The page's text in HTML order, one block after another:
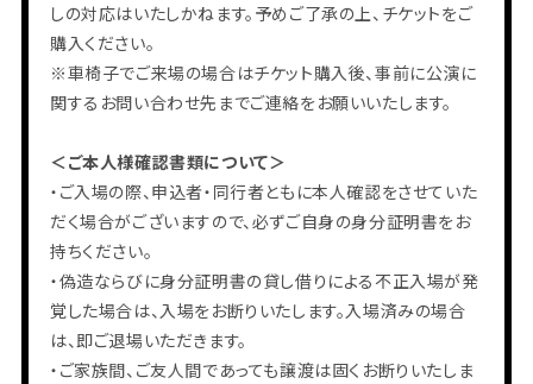
しの対応はいたしかねます。予めご了承の上、チケットをご
購入ください。
※車椅子でご来場の場合はチケット購入後、事前に公演に
関するお問い合わせ先までご連絡をお願いいたします。
＜ご本人様確認書類について＞
・ご入場の際、申込者・同行者ともに本人確認をさせていた
だく場合がございますので、必ずご自身の身分証明書をお
持ちください。
・偽造ならびに身分証明書の貸し借りによる不正入場が発
覚した場合は、入場をお断りいたします。入場済みの場合
は、即ご退場いただきます。
・ご家族間、ご友人間であっても譲渡は固くお断りいたしま